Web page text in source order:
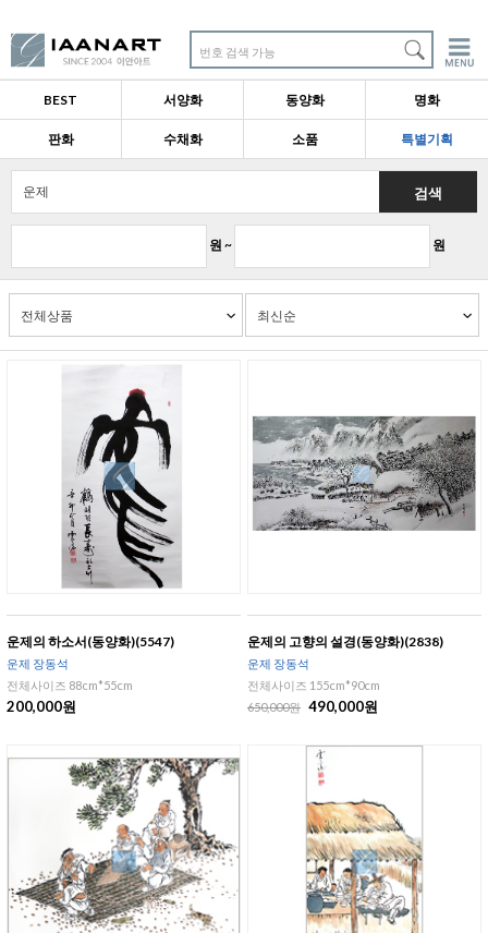
번호 검색 가능
BEST 서양화 동양화 명화
판화 수채화 소품 특별기획
원 ~ 원
검색
운제의 하소서(동양화)(5547)
운제 장동석
전체사이즈 88cm*55cm
200,000원
운제의 고향의 설경(동양화)(2838)
운제 장동석
전체사이즈 155cm*90cm
650,000원 490,000원